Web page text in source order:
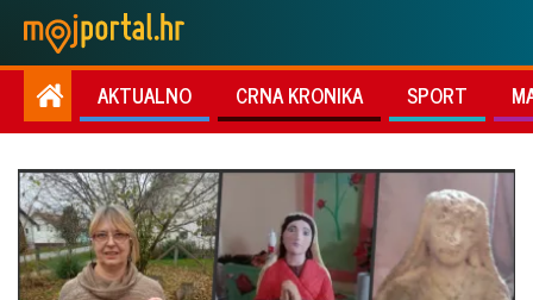
AKTUALNO CRNA KRONIKA SPORT